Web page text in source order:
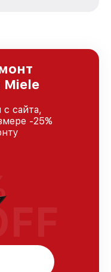
Miele
сайта,
-25%